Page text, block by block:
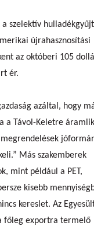
szelektív
újrahasznosítási
az októberi 105
ér.
azáltal, hogy
a Távol-Keletre
Más szakemberek
mint például a PET,
kisebb
kereslet. Az
főleg exportra termelő